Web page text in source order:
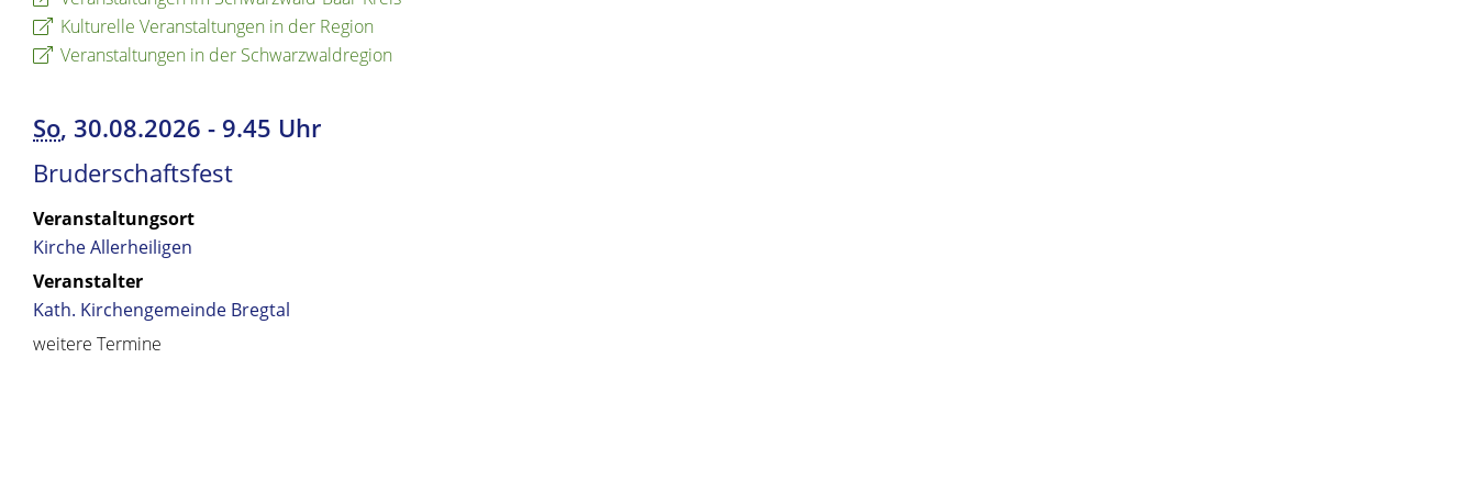
Kulturelle Veranstaltungen in der Region
Veranstaltungen in der Schwarzwaldregion
So, 30.08.2026 - 9.45 Uhr
Bruderschaftsfest
Veranstaltungsort
Kirche Allerheiligen
Veranstalter
Kath. Kirchengemeinde Bregtal
weitere Termine